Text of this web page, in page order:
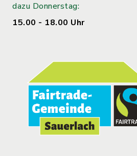
dazu Donnerstag:
15.00 - 18.00 Uhr